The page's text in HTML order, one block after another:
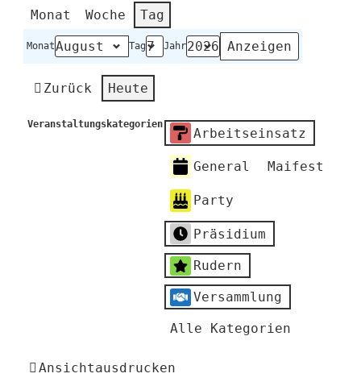
Monat Woche Tag
Monat Tag Jahr
Zurück Heute
Veranstaltungskategorien
Arbeitseinsatz
General Maifest
Party
Präsidium
Rudern
Versammlung
Alle Kategorien
Ansichtausdrucken